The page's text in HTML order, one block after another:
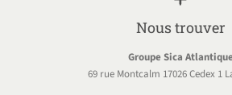
Nous trouver
Groupe Sica
69 rue Montcalm 17026 Cedex 1